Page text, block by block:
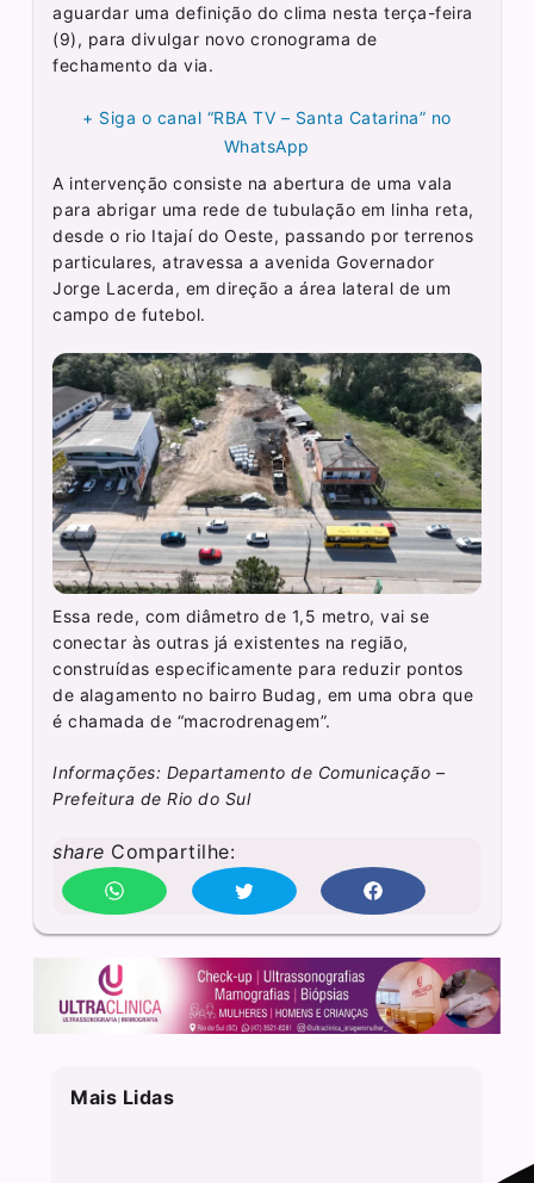
aguardar uma definição do clima nesta terça-feira
(9), para divulgar novo cronograma de
fechamento da via.
+ Siga o canal “RBA TV – Santa Catarina” no
WhatsApp
A intervenção consiste na abertura de uma vala
para abrigar uma rede de tubulação em linha reta,
desde o rio Itajaí do Oeste, passando por terrenos
particulares, atravessa a avenida Governador
Jorge Lacerda, em direção a área lateral de um
campo de futebol.
Essa rede, com diâmetro de 1,5 metro, vai se
conectar às outras já existentes na região,
construídas especificamente para reduzir pontos
de alagamento no bairro Budag, em uma obra que
é chamada de “macrodrenagem”.
Informações: Departamento de Comunicação –
Prefeitura de Rio do Sul
share Compartilhe:
Mais Lidas